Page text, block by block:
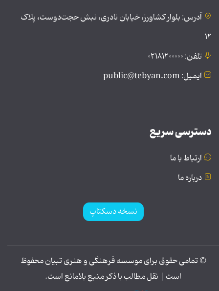
آدرس: بلوار کشاورز، خیابان نادری، نبش حجت‌دوست، پلاک
۱۲
تلفن: ۰۲۱۸۱۲۰۰۰۰۰
ایمیل: public@tebyan.com
دسترسی سریع
ارتباط با ما
درباره ما
نسخه دسکتاپ
© تمامی حقوق برای موسسه فرهنگی و هنری تبیان محفوظ
است | نقل مطالب با ذکر منبع بلامانع است.